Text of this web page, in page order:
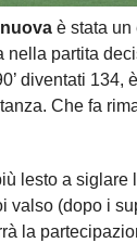
è stata un
nella partita
diventati 134,
Che fa
lesto a siglare
valso (dopo i
la